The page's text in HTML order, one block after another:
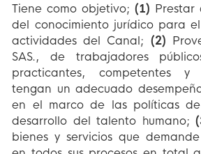
Tiene como objetivo; (1) Prestar
del conocimiento jurídico para
actividades del Canal; (2)
SAS., de trabajadores
practicantes, competentes y
tengan un adecuado
en el marco de las políticas
desarrollo del talento humano;
bienes y servicios que